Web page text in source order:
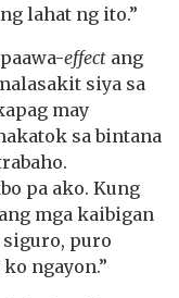
lahat ng ito.”
effect ang
siya sa
may
sa bintana
pa ako. Kung
mga kaibigan
siguro, puro
ngayon.”